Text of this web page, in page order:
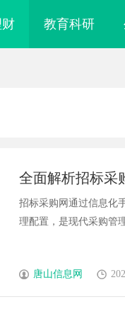
教育科研
全面解析招标采
招标采购网通过信息化
理配置，是现代采购管
唐山信息网
国际医疗实验室，标准